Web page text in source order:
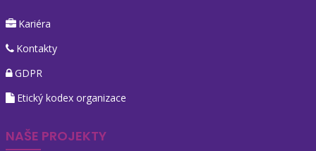
Kariéra
Kontakty
GDPR
Etický kodex organizace
NAŠE PROJEKTY